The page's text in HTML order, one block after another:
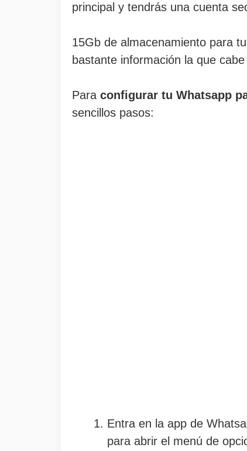
principal y tendrás una cuenta
15Gb de almacenamiento para
bastante información la que
Para configurar tu Whatsapp
sencillos pasos:
Entra en la app de
para abrir el menú de